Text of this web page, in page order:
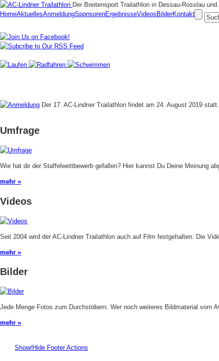
Der Breitensport Trailathlon in Dessau-Rosslau und
HomeAktuellesAnmeldungSponsorenErgebnisseVideos BilderKontakt
Der 17. AC-Lindner Trailathlon findet am 24. August 2019
Umfrage
Wie hat dir der Staffelwettbewerb gefallen? Hier kannst Du Deine Meinung
mehr »
Videos
Seit 2004 wird der AC-Lindner Trailathlon auch auf Film festgehalten. Die
mehr »
Bilder
Jede Menge Fotos zum Durchstöbern. Wer noch weiteres Bildmaterial vom
mehr »
Show/Hide Footer Actions